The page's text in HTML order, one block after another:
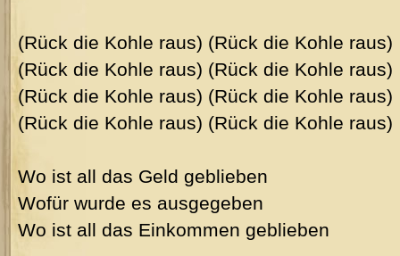
(Rück die Kohle raus) (Rück die Kohle raus)
(Rück die Kohle raus) (Rück die Kohle raus)
(Rück die Kohle raus) (Rück die Kohle raus)
(Rück die Kohle raus) (Rück die Kohle raus)
Wo ist all das Geld geblieben
Wofür wurde es ausgegeben
Wo ist all das Einkommen geblieben